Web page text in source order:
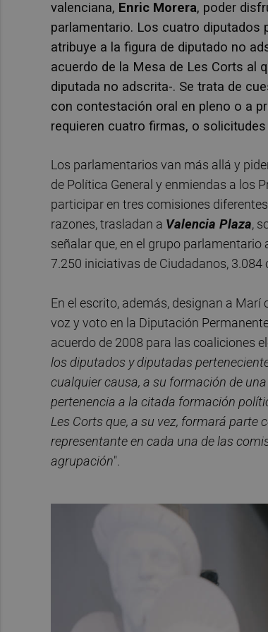
valenciana, Enric Morera, poder
parlamentario. Los cuatro diputados
atribuye a la figura de diputado no
acuerdo de la Mesa de Les Corts al
diputada no adscrita-. Se trata de
con contestación oral en pleno o a
requieren cuatro firmas, o
Los parlamentarios van más allá y
de Política General y enmiendas a los
participar en tres comisiones
razones, trasladan a Valencia Plaza,
señalar que, en el grupo
7.250 iniciativas de Ciudadanos,
En el escrito, además, designan a
voz y voto en la Diputación
acuerdo de 2008 para las coaliciones
los diputados y diputadas
cualquier causa, a su formación de
pertenencia a la citada formación
Les Corts que, a su vez, formará parte
representante en cada una de las
agrupación".